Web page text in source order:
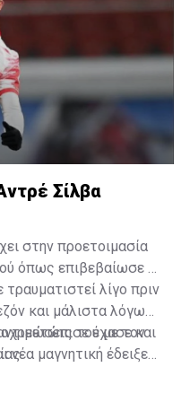
τους.
Σίλβα
στην προετοιμασία
όπως επιβεβαίωσε ο
λίγο πριν
και μάλιστα λόγω
έχασε και
του με τον
νέα μαγνητική έδειξε